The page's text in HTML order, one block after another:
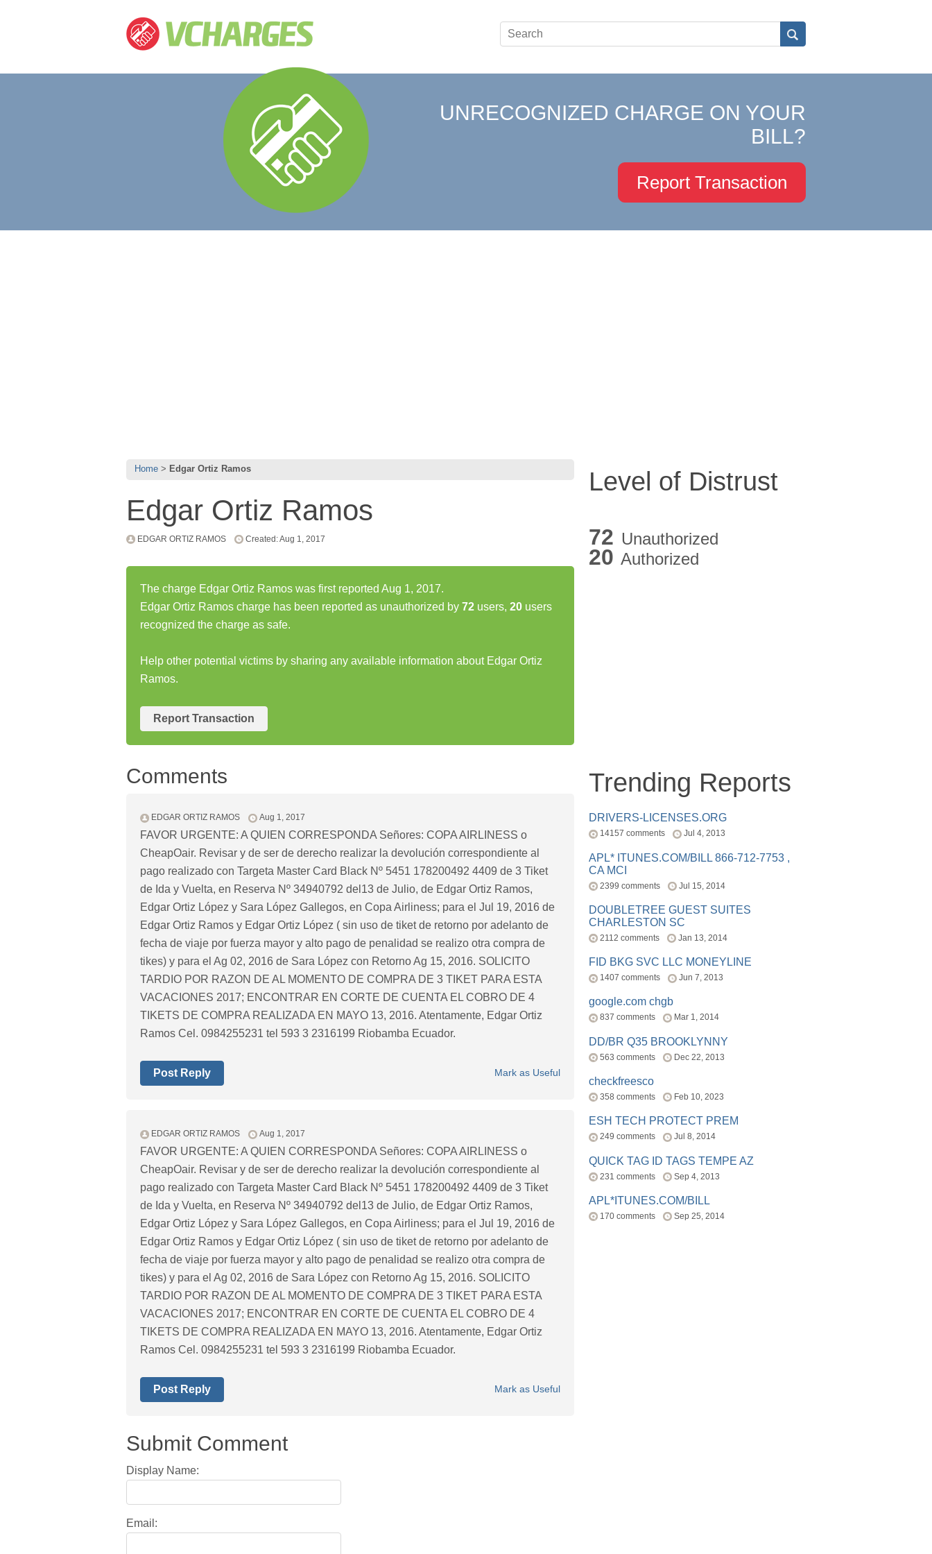
UNRECOGNIZED CHARGE ON YOUR
BILL?
Report Transaction
Home Edgar Ortiz Ramos
Edgar Ortiz Ramos
EDGAR ORTIZ RAMOS Created: Aug 1, 2017
The charge Edgar Ortiz Ramos was first reported Aug 1, 2017.
Edgar Ortiz Ramos charge has been reported as unauthorized by 72 users, 20 users
recognized the charge as safe.
Help other potential victims by sharing any available information about Edgar Ortiz
Ramos.
Report Transaction
Comments
EDGAR ORTIZ RAMOS Aug 1, 2017
FAVOR URGENTE: A QUIEN CORRESPONDA Señores: COPA AIRLINESS o
CheapOair. Revisar y de ser de derecho realizar la devolución correspondiente al
pago realizado con Targeta Master Card Black Nº 5451 178200492 4409 de 3 Tiket
de Ida y Vuelta, en Reserva Nº 34940792 del13 de Julio, de Edgar Ortiz Ramos,
Edgar Ortiz López y Sara López Gallegos, en Copa Airliness; para el Jul 19, 2016 de
Edgar Ortiz Ramos y Edgar Ortiz López ( sin uso de tiket de retorno por adelanto de
fecha de viaje por fuerza mayor y alto pago de penalidad se realizo otra compra de
tikes) y para el Ag 02, 2016 de Sara López con Retorno Ag 15, 2016. SOLICITO
TARDIO POR RAZON DE AL MOMENTO DE COMPRA DE 3 TIKET PARA ESTA
VACACIONES 2017; ENCONTRAR EN CORTE DE CUENTA EL COBRO DE 4
TIKETS DE COMPRA REALIZADA EN MAYO 13, 2016. Atentamente, Edgar Ortiz
Ramos Cel. 0984255231 tel 593 3 2316199 Riobamba Ecuador.
Mark as Useful
Post Reply
EDGAR ORTIZ RAMOS Aug 1, 2017
FAVOR URGENTE: A QUIEN CORRESPONDA Señores: COPA AIRLINESS o
CheapOair. Revisar y de ser de derecho realizar la devolución correspondiente al
pago realizado con Targeta Master Card Black Nº 5451 178200492 4409 de 3 Tiket
de Ida y Vuelta, en Reserva Nº 34940792 del13 de Julio, de Edgar Ortiz Ramos,
Edgar Ortiz López y Sara López Gallegos, en Copa Airliness; para el Jul 19, 2016 de
Edgar Ortiz Ramos y Edgar Ortiz López ( sin uso de tiket de retorno por adelanto de
fecha de viaje por fuerza mayor y alto pago de penalidad se realizo otra compra de
tikes) y para el Ag 02, 2016 de Sara López con Retorno Ag 15, 2016. SOLICITO
TARDIO POR RAZON DE AL MOMENTO DE COMPRA DE 3 TIKET PARA ESTA
VACACIONES 2017; ENCONTRAR EN CORTE DE CUENTA EL COBRO DE 4
TIKETS DE COMPRA REALIZADA EN MAYO 13, 2016. Atentamente, Edgar Ortiz
Ramos Cel. 0984255231 tel 593 3 2316199 Riobamba Ecuador.
Mark as Useful
Post Reply
Submit Comment
Display Name:
Email:
Level of Distrust
72 Unauthorized
20 Authorized
Trending Reports
DRIVERS-LICENSES.ORG
14157 comments Jul 4, 2013
APL* ITUNES.COM/BILL 866-712-7753 ,
CA MCI
2399 comments Jul 15, 2014
DOUBLETREE GUEST SUITES
CHARLESTON SC
2112 comments Jan 13, 2014
FID BKG SVC LLC MONEYLINE
1407 comments Jun 7, 2013
google.com chgb
837 comments Mar 1, 2014
DD/BR Q35 BROOKLYNNY
563 comments Dec 22, 2013
checkfreesco
358 comments Feb 10, 2023
ESH TECH PROTECT PREM
249 comments Jul 8, 2014
QUICK TAG ID TAGS TEMPE AZ
231 comments Sep 4, 2013
APL*ITUNES.COM/BILL
170 comments Sep 25, 2014